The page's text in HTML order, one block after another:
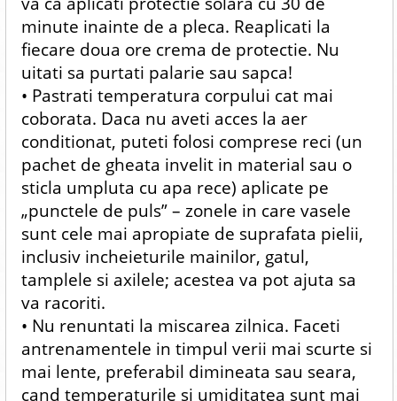
minute inainte de a pleca. Reaplicati la
fiecare doua ore crema de protectie. Nu
uitati sa purtati palarie sau sapca!
• Pastrati temperatura corpului cat mai
coborata. Daca nu aveti acces la aer
conditionat, puteti folosi comprese reci (un
pachet de gheata invelit in material sau o
sticla umpluta cu apa rece) aplicate pe
„punctele de puls” – zonele in care vasele
sunt cele mai apropiate de suprafata pielii,
inclusiv incheieturile mainilor, gatul,
tamplele si axilele; acestea va pot ajuta sa
va racoriti.
• Nu renuntati la miscarea zilnica. Faceti
antrenamentele in timpul verii mai scurte si
mai lente, preferabil dimineata sau seara,
cand temperaturile si umiditatea sunt mai